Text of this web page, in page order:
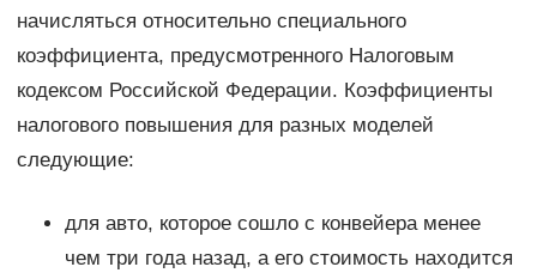
начисляться относительно специального
коэффициента, предусмотренного Налоговым
кодексом Российской Федерации. Коэффициенты
налогового повышения для разных моделей
следующие:
для авто, которое сошло с конвейера менее
чем три года назад, а его стоимость находится